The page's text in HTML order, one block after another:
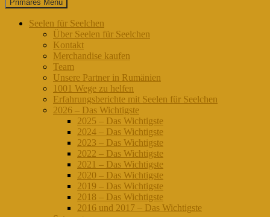
Seelen für Seelchen
Primäres Menü
Seelen für Seelchen
Über Seelen für Seelchen
Kontakt
Merchandise kaufen
Team
Unsere Partner in Rumänien
1001 Wege zu helfen
Erfahrungsberichte mit Seelen für Seelchen
2026 – Das Wichtigste
2025 – Das Wichtigste
2024 – Das Wichtigste
2023 – Das Wichtigste
2022 – Das Wichtigste
2021 – Das Wichtigste
2020 – Das Wichtigste
2019 – Das Wichtigste
2018 – Das Wichtigste
2016 und 2017 – Das Wichtigste